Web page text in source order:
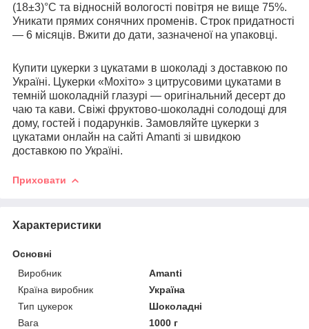
(18±3)°С та відносній вологості повітря не вище 75%.
Уникати прямих сонячних променів. Строк придатності
— 6 місяців. Вжити до дати, зазначеної на упаковці.
Купити цукерки з цукатами в шоколаді з доставкою по
Україні. Цукерки «Мохіто» з цитрусовими цукатами в
темній шоколадній глазурі — оригінальний десерт до
чаю та кави. Свіжі фруктово-шоколадні солодощі для
дому, гостей і подарунків. Замовляйте цукерки з
цукатами онлайн на сайті Amanti зі швидкою
доставкою по Україні.
Приховати
Характеристики
Основні
Виробник
Amanti
Країна виробник
Україна
Тип цукерок
Шоколадні
Вага
1000 г